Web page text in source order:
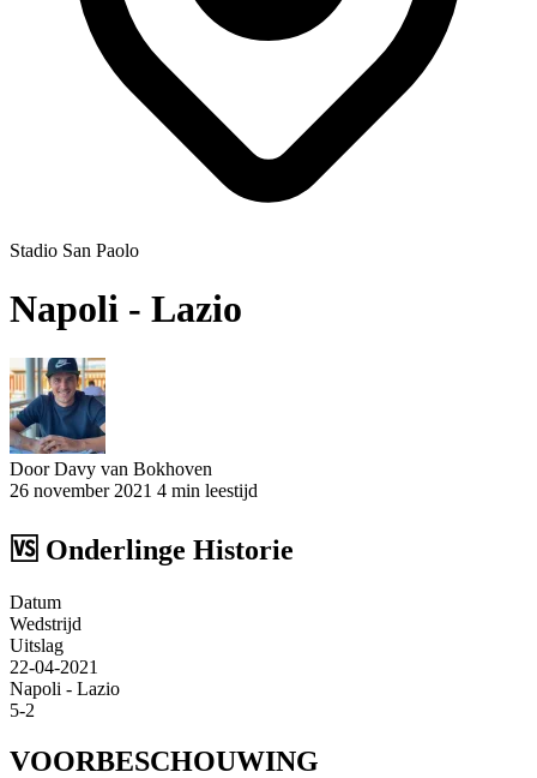
Stadio San Paolo
Napoli - Lazio
Door Davy van Bokhoven
26 november 2021 4 min leestijd
🆚 Onderlinge Historie
Datum
Wedstrijd
Uitslag
22-04-2021
Napoli - Lazio
5-2
VOORBESCHOUWING